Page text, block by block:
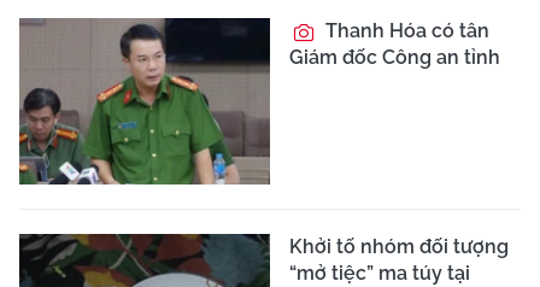
Thanh Hóa có tân
Giám đốc Công an tỉnh
Khởi tố nhóm đối tượng
“mở tiệc” ma túy tại